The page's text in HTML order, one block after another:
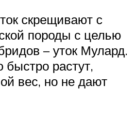
скрещивают с
породы с целью
– уток Мулард.
растут,
вес, но не дают